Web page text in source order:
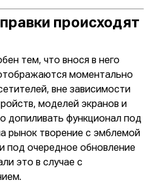
происходят
тем, что внося в него
моментально
вне зависимости
моделей экранов и
допиливать функционал под
рынок творение с эмблемой
под очередное обновление
это в случае с